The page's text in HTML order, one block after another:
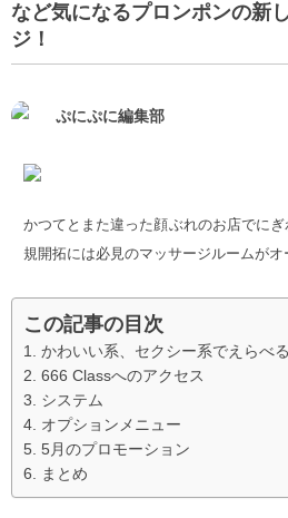
など気になるプロンポンの新
ジ！
ぷにぷに編集部
かつてとまた違った顔ぶれのお店でに
規開拓には必見のマッサージルームがオ
この記事の目次
かわいい系、セクシー系でえらべ
666 Classへのアクセス
システム
オプションメニュー
5月のプロモーション
まとめ